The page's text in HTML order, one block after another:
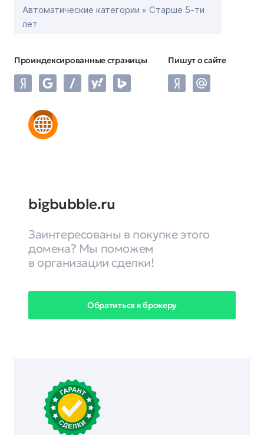
Автоматические категории » Старше 5-ти
лет
Проиндексированные страницы Пишут о сайте
bigbubble.ru
Заинтересованы в покупке этого
домена? Мы поможем
в организации сделки!
Обратиться к брокеру